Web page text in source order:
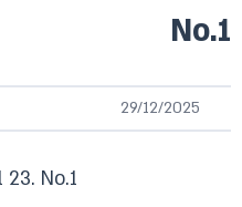
No.1
29/12/2025
No.1